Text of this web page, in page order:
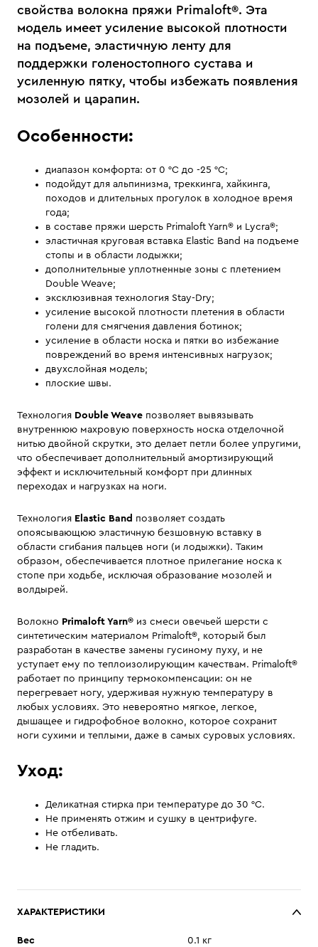
свойства волокна пряжи Primaloft®. Эта
модель имеет усиление высокой плотности
на подъеме, эластичную ленту для
поддержки голеностопного сустава и
усиленную пятку, чтобы избежать появления
мозолей и царапин.
Особенности:
диапазон комфорта: от 0 °С до -25 °С;
подойдут для альпинизма, треккинга, хайкинга,
походов и длительных прогулок в холодное время
года;
в составе пряжи шерсть Primaloft Yarn® и Lycra®;
эластичная круговая вставка Elastic Band на подъеме
стопы и в области лодыжки;
дополнительные уплотненные зоны с плетением
Double Weave;
эксклюзивная технология Stay-Dry;
усиление высокой плотности плетения в области
голени для смягчения давления ботинок;
усиление в области носка и пятки во избежание
повреждений во время интенсивных нагрузок;
двухслойная модель;
плоские швы.
Технология Double Weave позволяет вывязывать
внутреннюю махровую поверхность носка отделочной
нитью двойной скрутки, это делает петли более упругими,
что обеспечивает дополнительный амортизирующий
эффект и исключительный комфорт при длинных
переходах и нагрузках на ноги.
Технология Elastic Band позволяет создать
опоясывающюю эластичную безшовную вставку в
области сгибания пальцев ноги (и лодыжки). Таким
образом, обеспечивается плотное прилегание носка к
стопе при ходьбе, исключая образование мозолей и
волдырей.
Волокно Primaloft Yarn® из смеси овечьей шерсти с
синтетическим материалом Primaloft®, который был
разработан в качестве замены гусиному пуху, и не
уступает ему по теплоизолирующим качествам. Primaloft®
работает по принципу термокомпенсации: он не
перегревает ногу, удерживая нужную температуру в
любых условиях. Это невероятно мягкое, легкое,
дышащее и гидрофобное волокно, которое сохранит
ноги сухими и теплыми, даже в самых суровых условиях.
Уход:
Деликатная стирка при температуре до 30 °С.
Не применять отжим и сушку в центрифуге.
Не отбеливать.
Не гладить.
ХАРАКТЕРИСТИКИ
Вес 0.1 кг